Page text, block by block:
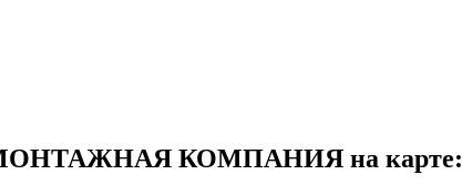
КОМПАНИЯ на карте: